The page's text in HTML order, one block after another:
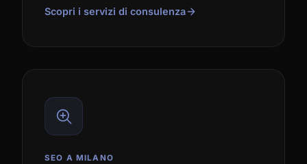
Scopri i servizi di consulenza
SEO A MILANO